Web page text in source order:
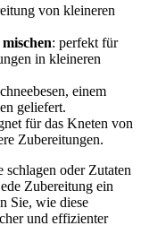
von kleineren
: perfekt für
in kleineren
einem
geliefert.
für das Kneten von
Zubereitungen.
oder Zutaten
Zubereitung ein
Sie, wie diese
und effizienter